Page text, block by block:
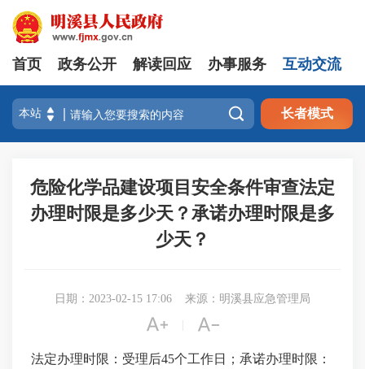
首页 政务公开 解读回应 办事服务 互动交流
 长者模式
危险化学品建设项目安全条件审查法定
办理时限是多少天？承诺办理时限是多
少天？
日期：2023-02-15 17:06 来源：明溪县应急管理局
 
法定办理时限：受理后45个工作日；承诺办理时限：